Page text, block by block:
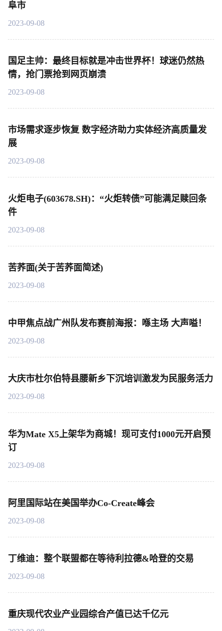
阜市
2023-09-08
国足主帅：最终目标就是冲击世界杯！球迷仍然热
情，抢门票抢到网页崩溃
2023-09-08
市场需求逐步恢复 数字经济助力实体经济高质量发
展
2023-09-08
火炬电子(603678.SH)：“火炬转债”可能满足赎回条
件
2023-09-08
苦荞面(关于苦荞面简述)
2023-09-08
中甲焦点战广州队发布赛前海报：喺主场 大声嗌！
2023-09-08
大庆市杜尔伯特县腰新乡下沉培训激发为民服务活力
2023-09-08
华为Mate X5上架华为商城！现可支付1000元开启预
订
2023-09-08
阿里国际站在美国举办Co-Create峰会
2023-09-08
丁维迪：整个联盟都在等待利拉德&哈登的交易
2023-09-08
重庆现代农业产业园综合产值已达千亿元